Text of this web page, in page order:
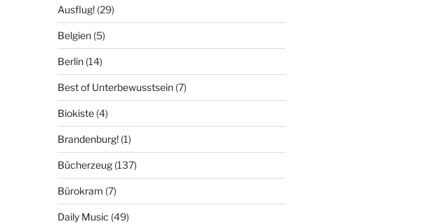
Ausflug!(29)
Belgien(5)
Berlin(14)
Best of Unterbewusstsein(7)
Biokiste(4)
Brandenburg!(1)
Bücherzeug(137)
Bürokram (7)
Daily Music (49)